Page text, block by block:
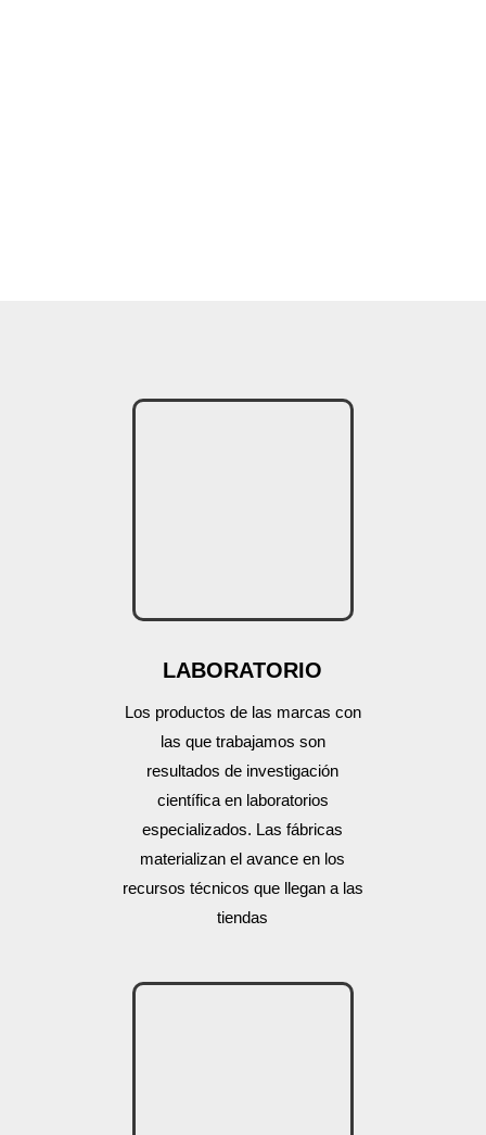
LABORATORIO
Los productos de las marcas con
las que trabajamos son
resultados de investigación
científica en laboratorios
especializados. Las fábricas
materializan el avance en los
recursos técnicos que llegan a las
tiendas